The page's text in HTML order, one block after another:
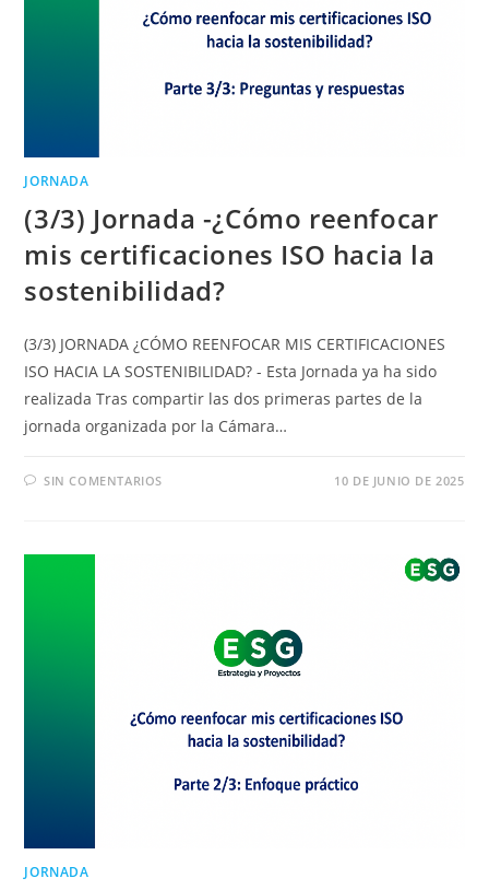
JORNADA
(3/3) Jornada -¿Cómo reenfocar
mis certificaciones ISO hacia la
sostenibilidad?
(3/3) JORNADA ¿CÓMO REENFOCAR MIS CERTIFICACIONES
ISO HACIA LA SOSTENIBILIDAD? - Esta Jornada ya ha sido
realizada Tras compartir las dos primeras partes de la
jornada organizada por la Cámara…
SIN COMENTARIOS 10 DE JUNIO DE 2025
JORNADA